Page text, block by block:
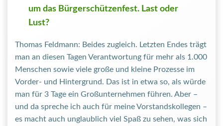
um das Bürgerschützenfest. Last oder
Lust?
Thomas Feldmann: Beides zugleich. Letzten Endes trägt
man an diesen Tagen Verantwortung für mehr als 1.000
Menschen sowie viele große und kleine Prozesse im
Vorder- und Hintergrund. Das ist in etwa so, als würde
man für 3 Tage ein Großunternehmen führen. Aber –
und da spreche ich auch für meine Vorstandskollegen –
es macht auch unglaublich viel Spaß zu sehen, was sich